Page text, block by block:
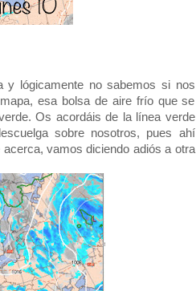
y lógicamente no sabemos si nos
esa bolsa de aire frío que se
Os acordáis de la línea verde
sobre nosotros, pues ahí
vamos diciendo adiós a otra